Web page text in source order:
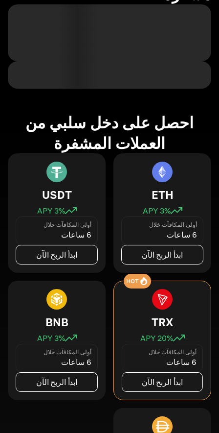
احصل على دخل سلبي من
العملات المشفرة
ETH
3% APY
أولى المكافآت خلال
6 ساعات
ابدأ الربح الآن
USDT
3% APY
أولى المكافآت خلال
6 ساعات
ابدأ الربح الآن
HOT
TRX
20% APY
أولى المكافآت خلال
6 ساعات
ابدأ الربح الآن
BNB
3% APY
أولى المكافآت خلال
6 ساعات
ابدأ الربح الآن